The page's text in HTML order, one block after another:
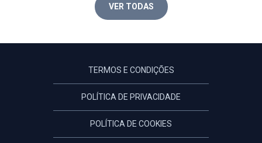
VER TODAS
TERMOS E CONDIÇÕES
POLÍTICA DE PRIVACIDADE
POLÍTICA DE COOKIES